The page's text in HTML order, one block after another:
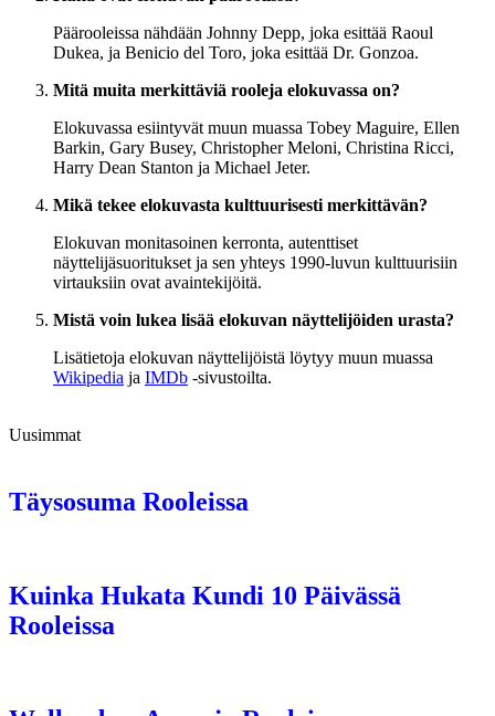
Päärooleissa nähdään Johnny Depp, joka esittää Raoul
Dukea, ja Benicio del Toro, joka esittää Dr. Gonzoa.
Mitä muita merkittäviä rooleja elokuvassa on?
Elokuvassa esiintyvät muun muassa Tobey Maguire, Ellen
Barkin, Gary Busey, Christopher Meloni, Christina Ricci,
Harry Dean Stanton ja Michael Jeter.
Mikä tekee elokuvasta kulttuurisesti merkittävän?
Elokuvan monitasoinen kerronta, autenttiset
näyttelijäsuoritukset ja sen yhteys 1990-luvun kulttuurisiin
virtauksiin ovat avaintekijöitä.
Mistä voin lukea lisää elokuvan näyttelijöiden urasta?
Lisätietoja elokuvan näyttelijöistä löytyy muun muassa
Wikipedia ja IMDb -sivustoilta.
Uusimmat
Täysosuma Rooleissa
Kuinka Hukata Kundi 10 Päivässä
Rooleissa